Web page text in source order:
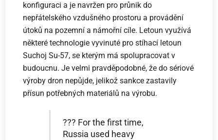
konfiguraci a je navržen pro průnik do
nepřátelského vzdušného prostoru a provádění
útoků na pozemní a námořní cíle. Letoun využívá
některé technologie vyvinuté pro stíhací letoun
Suchoj Su-57, se kterým má spolupracovat v
budoucnu. Je velmi pravděpodobné, že do sériové
výroby dron nepůjde, jelikož sankce zastavily
přísun potřebných materiálů na výrobu.
??? For the first time,
Russia used heavy